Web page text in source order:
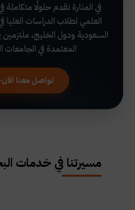
في المنارة نقدم حلولًا
العلمي لطلاب الدراسات العليا
السعودية ودول الخليج، ملتزمين
المعتمدة في الجامعات
تواصل معنا الآن
مسيرتنا في خدمات